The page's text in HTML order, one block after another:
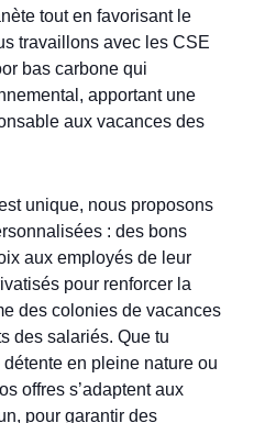
tout en favorisant le
travaillons avec les CSE
bas carbone qui
apportant une
aux vacances des
unique, nous proposons
: des bons
aux employés de leur
pour renforcer la
des colonies de vacances
des salariés. Que tu
en pleine nature ou
offres s’adaptent aux
pour garantir des